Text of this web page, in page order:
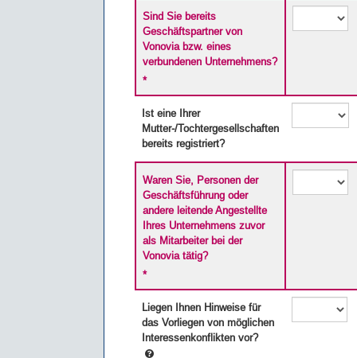
Sind Sie bereits
Geschäftspartner von
Vonovia bzw. eines
verbundenen Unternehmens?
*
Ist eine Ihrer
Mutter-/Tochtergesellschaften
bereits registriert?
Waren Sie, Personen der
Geschäftsführung oder
andere leitende Angestellte
Ihres Unternehmens zuvor
als Mitarbeiter bei der
Vonovia tätig?
*
Liegen Ihnen Hinweise für
das Vorliegen von möglichen
Interessenkonflikten vor?